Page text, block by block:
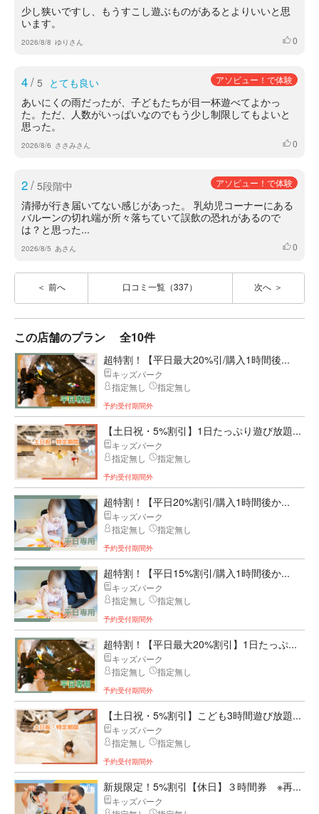
少し狭いですし、もうすこし遊ぶものがあるとよりいいと思
います。
2026/8/8 ゆりさん いいね
0
4/ 5 とても良い アソビュー！で体験
あいにくの雨だったが、子どもたちが目一杯遊べてよかっ
た。ただ、人数がいっぱいなのでもう少し制限してもよいと
思った。
2026/8/6 ささみさん いいね
0
2/ 5段階中 アソビュー！で体験
清掃が行き届いてない感じがあった。 乳幼児コーナーにある
バルーンの切れ端が所々落ちていて誤飲の恐れがあるので
は？と思った...
2026/8/5 あさん いいね
0
前へ 口コミ一覧（337） 次へ
この店舗のプラン 全10件
超特割！【平日最大20%引/購入1時間後...
キッズパーク
指定無し
指定無し
予約受付期間外
【土日祝・5%割引】1日たっぷり遊び放題...
キッズパーク
指定無し
指定無し
予約受付期間外
超特割！【平日20%割引/購入1時間後か...
キッズパーク
指定無し
指定無し
予約受付期間外
超特割！【平日15%割引/購入1時間後か...
キッズパーク
指定無し
指定無し
予約受付期間外
超特割！【平日最大20%割引】1日たっぷ...
キッズパーク
指定無し
指定無し
予約受付期間外
【土日祝・5%割引】こども3時間遊び放題...
キッズパーク
指定無し
指定無し
予約受付期間外
新規限定！5%割引【休日】３時間券 ※再...
キッズパーク